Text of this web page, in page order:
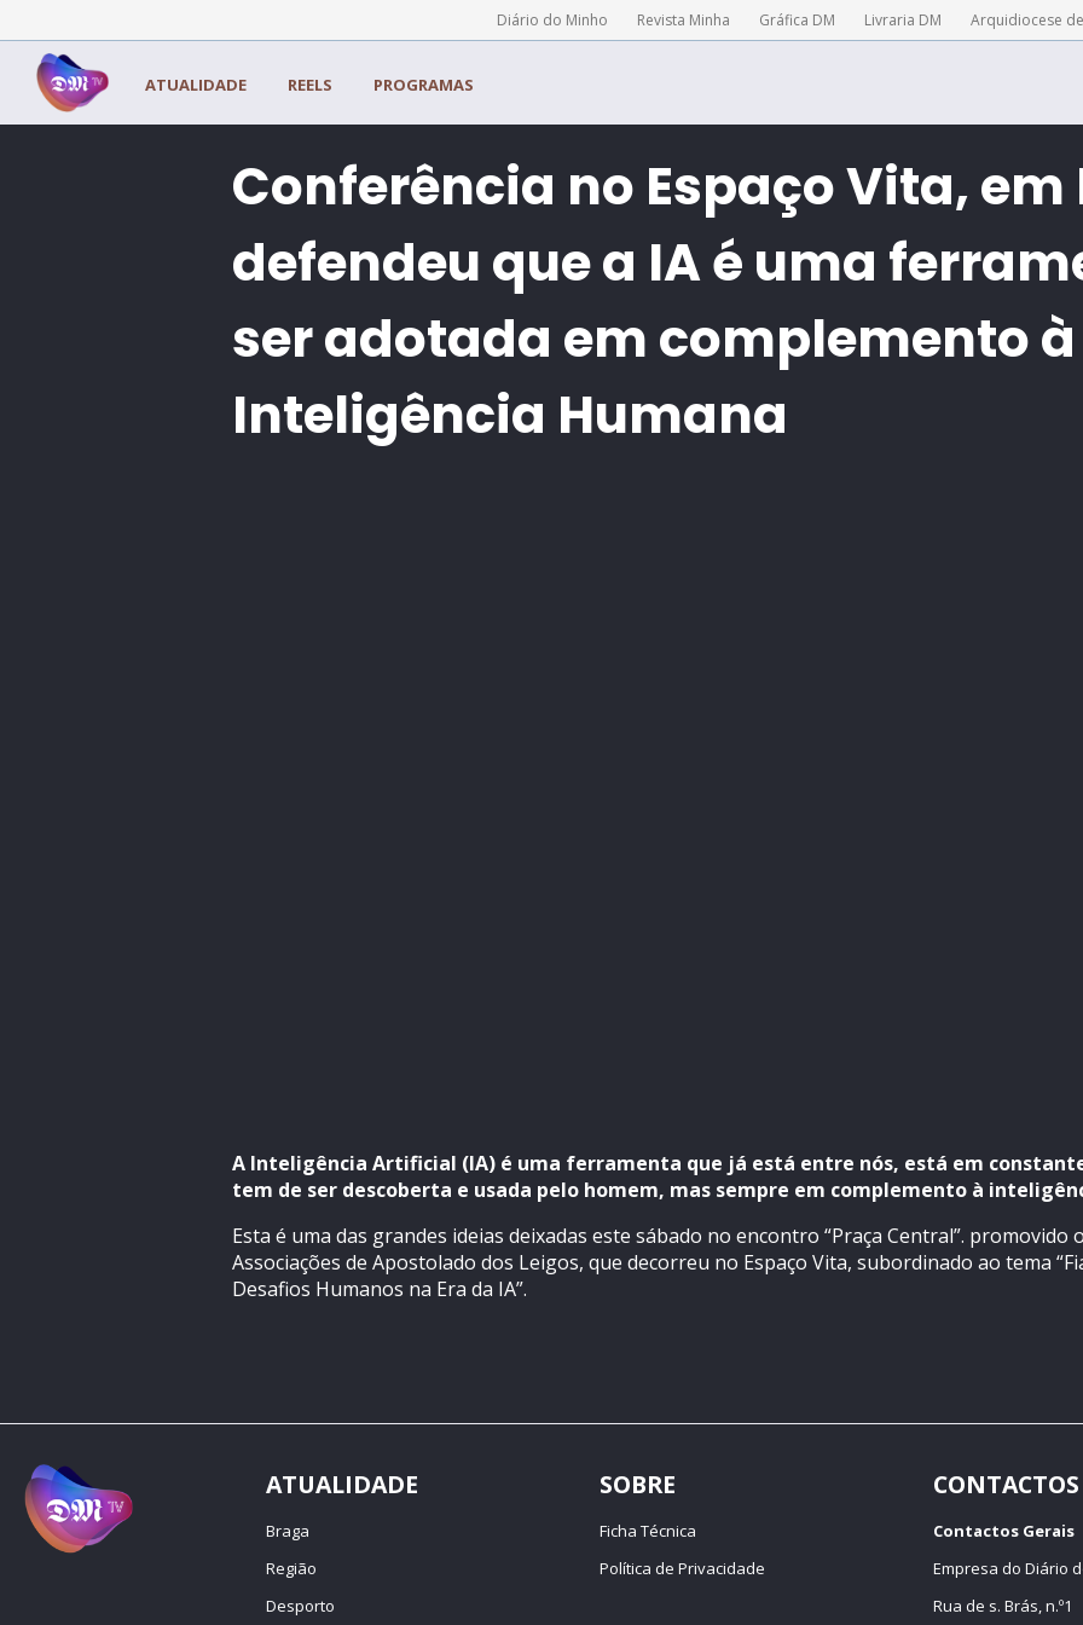
Diário do Minho Revista Minha Gráfica DM Livraria DM Arquidiocese
ATUALIDADE REELS PROGRAMAS
Conferência no Espaço Vita, em
defendeu que a IA é uma
ser adotada em complemento à
Inteligência Humana
A Inteligência Artificial (IA) é uma ferramenta que já está entre nós, está em
tem de ser descoberta e usada pelo homem, mas sempre em complemento à
Esta é uma das grandes ideias deixadas este sábado no encontro “Praça Central”. promovido
Associações de Apostolado dos Leigos, que decorreu no Espaço Vita, subordinado ao tema
Desafios Humanos na Era da IA”.
ATUALIDADE
Braga
Região
Desporto
SOBRE
Ficha Técnica
Política de Privacidade
CONTACTOS
Contactos Gerais
Empresa do Diário
Rua de s. Brás, n.º1